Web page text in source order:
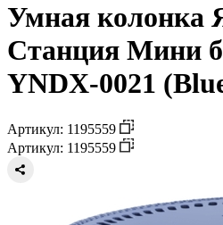
Умная колонка
Станция Мини
YNDX-0021
Артикул: 1195559
Артикул: 1195559